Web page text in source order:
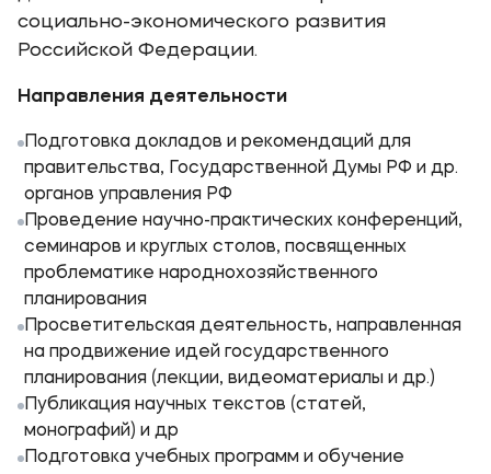
социально-экономического развития
Российской Федерации.
Направления деятельности
Подготовка докладов и рекомендаций для
правительства, Государственной Думы РФ и др.
органов управления РФ
Проведение научно-практических конференций,
семинаров и круглых столов, посвященных
проблематике народнохозяйственного
планирования
Просветительская деятельность, направленная
на продвижение идей государственного
планирования (лекции, видеоматериалы и др.)
Публикация научных текстов (статей,
монографий) и др
Подготовка учебных программ и обучение